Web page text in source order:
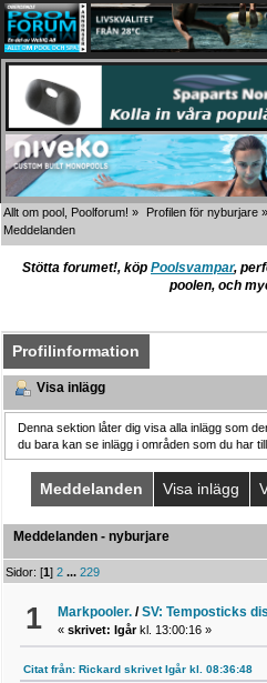
Allt om pool, Poolforum! » Profilen för nyburjare »
Meddelanden
Stötta forumet!, köp Poolsvampar,
poolen, och
Profilinformation
Visa inlägg
Denna sektion låter dig visa alla inlägg som
du bara kan se inlägg i områden som du har
Meddelanden Visa inlägg
Meddelanden - nyburjare
Sidor: [1]2 ...229
1 Markpooler. /SV: Temposticks
«skrivet: Igårkl. 13:00:16 »
Citat från: Rickard skrivetIgårkl. 08:36:48